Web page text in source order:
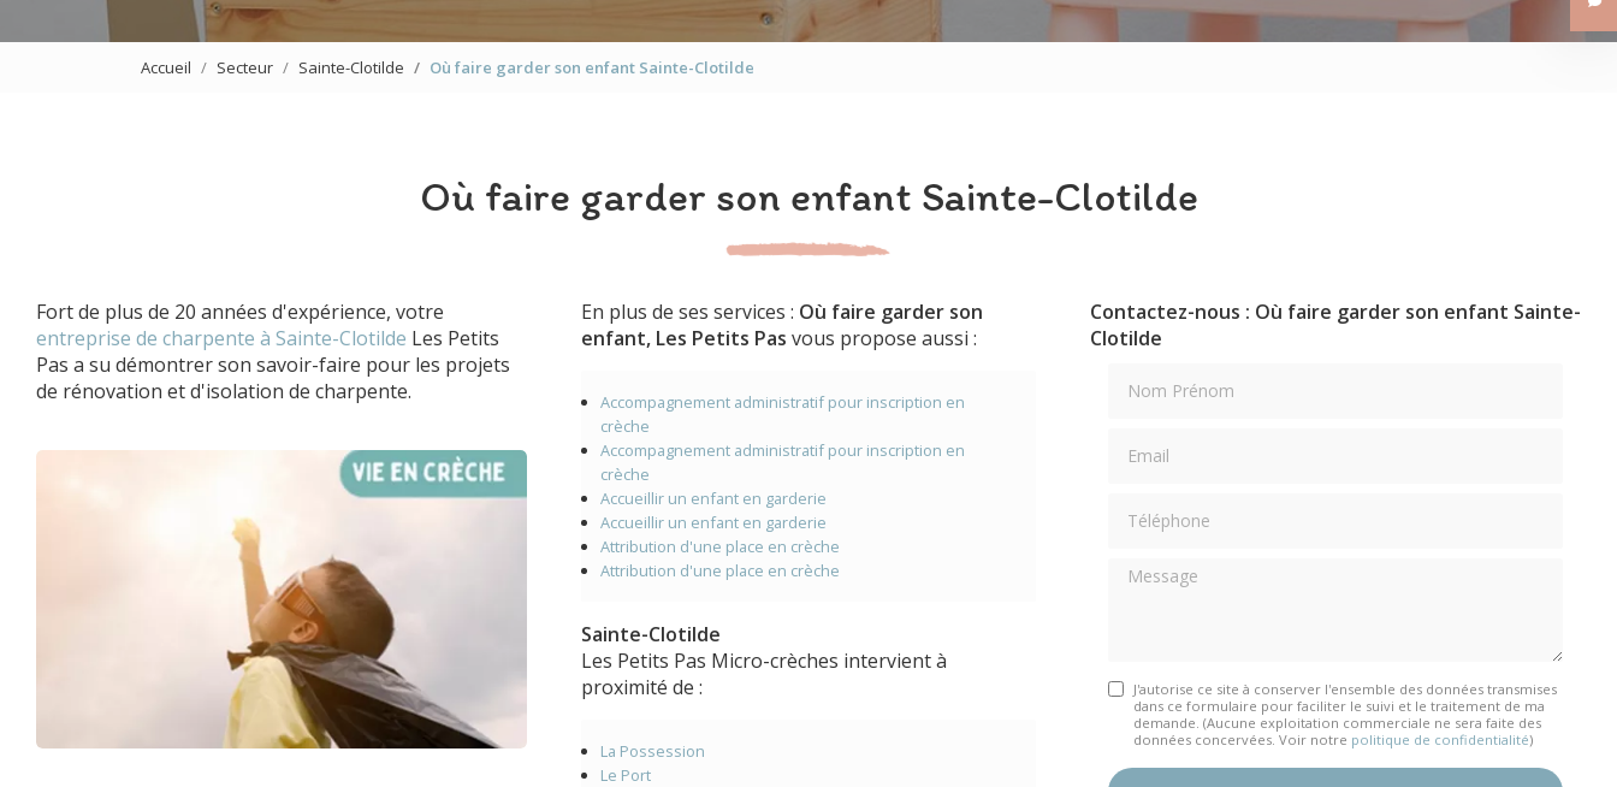
Les Petits Tisserins
Accueil Secteur Sainte-Clotilde Où faire garder son enfant Sainte-Clotilde
Où faire garder son enfant Sainte-Clotilde
Fort de plus de 20 années d'expérience, votre
entreprise de charpente à Sainte-Clotilde Les Petits
Pas a su démontrer son savoir-faire pour les projets
de rénovation et d'isolation de charpente.
En plus de ses services : Où faire garder son
enfant, Les Petits Pas vous propose aussi :
Accompagnement administratif pour inscription en
crèche
Accompagnement administratif pour inscription en
crèche
Accueillir un enfant en garderie
Accueillir un enfant en garderie
Attribution d'une place en crèche
Attribution d'une place en crèche
Sainte-Clotilde
Les Petits Pas Micro-crèches intervient à
proximité de :
La Possession
Le Port
Contactez-nous : Où faire garder son enfant Sainte-
Clotilde
Message
J'autorise ce site à conserver l'ensemble des données transmises
dans ce formulaire pour faciliter le suivi et le traitement de ma
demande. (Aucune exploitation commerciale ne sera faite des
données concervées. Voir notre politique de confidentialité)